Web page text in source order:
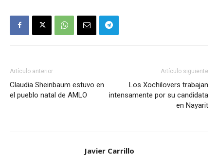
Artículo anterior
Claudia Sheinbaum estuvo en
el pueblo natal de AMLO
Artículo siguiente
Los Xochilovers trabajan
intensamente por su candidata
en Nayarit
Javier Carrillo